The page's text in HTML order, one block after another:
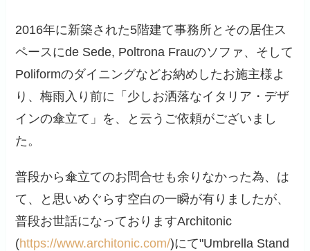
2016年に新築された5階建て事務所とその居住ス
ペースにde Sede, Poltrona Frauのソファ、そして
Poliformのダイニングなどお納めしたお施主様よ
り、梅雨入り前に「少しお洒落なイタリア・デザ
インの傘立て」を、と云うご依頼がございまし
た。
普段から傘立てのお問合せも余りなかった為、は
て、と思いめぐらす空白の一瞬が有りましたが、
普段お世話になっておりますArchitonic
(https://www.architonic.com/)にて"Umbrella Stand